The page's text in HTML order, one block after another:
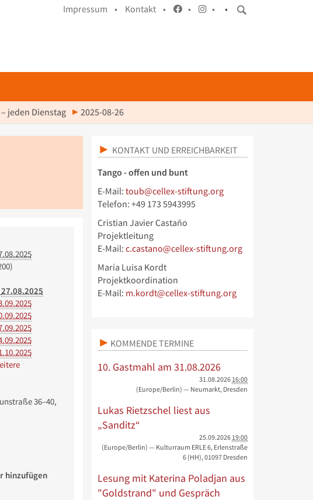
Impressum • Kontakt • • • •
jeden Dienstag 2025-08-26
27.08.2025
36–40,
hinzufügen
KONTAKT UND ERREICHBARKEIT
Tango - offen und bunt
E-Mail: toub@cellex-stiftung.org
Telefon: +49 173 5943995
Cristian Javier Castaño
Projektleitung
E-Mail: c.castano@cellex-stiftung.org
María Luisa Kordt
Projektkoordination
E-Mail: m.kordt@cellex-stiftung.org
KOMMENDE TERMINE
10. Gastmahl am 31.08.2026
31.08.2026 16:00
(Europe/Berlin) — Neumarkt, Dresden
Lukas Rietzschel liest aus
„Sanditz“
25.09.2026 19:00
(Europe/Berlin) — Kulturraum ERLE 6, Erlenstraße
6 (HH), 01097 Dresden
Lesung mit Katerina Poladjan aus
"Goldstrand" und Gespräch